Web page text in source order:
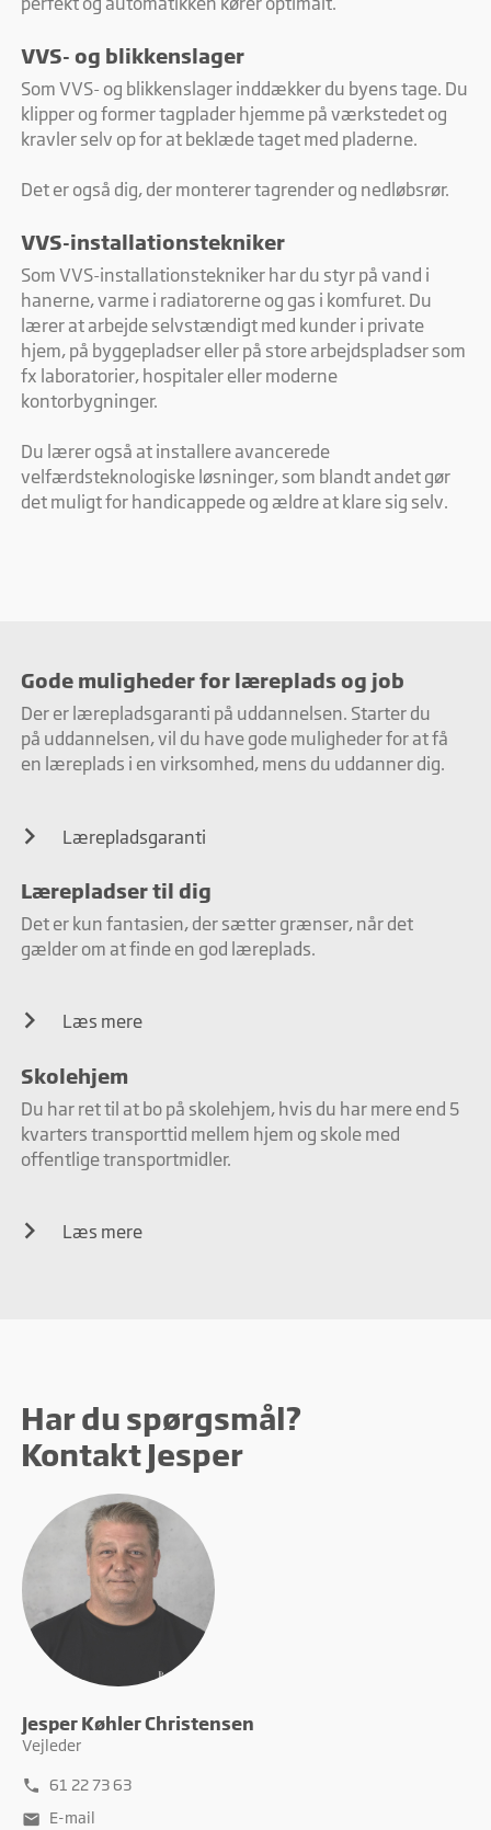
VVS- og blikkenslager
Som VVS- og blikkenslager inddækker du byens tage. Du
klipper og former tagplader hjemme på værkstedet og
kravler selv op for at beklæde taget med pladerne.
Det er også dig, der monterer tagrender og nedløbsrør.
VVS-installationstekniker
Som VVS-installationstekniker har du styr på vand i
hanerne, varme i radiatorerne og gas i komfuret. Du
lærer at arbejde selvstændigt med kunder i private
hjem, på byggepladser eller på store arbejdspladser som
fx laboratorier, hospitaler eller moderne
kontorbygninger.
Du lærer også at installere avancerede
velfærdsteknologiske løsninger, som blandt andet gør
det muligt for handicappede og ældre at klare sig selv.
Gode muligheder for læreplads og job
Der er lærepladsgaranti på uddannelsen. Starter du
på uddannelsen, vil du have gode muligheder for at få
en læreplads i en virksomhed, mens du uddanner dig.
Lærepladsgaranti
Lærepladser til dig
Det er kun fantasien, der sætter grænser, når det
gælder om at finde en god læreplads.
Læs mere
Skolehjem
Du har ret til at bo på skolehjem, hvis du har mere end 5
kvarters transporttid mellem hjem og skole med
offentlige transportmidler.
Læs mere
Har du spørgsmål?
Kontakt Jesper
Jesper Køhler Christensen
Vejleder
phone
61 22 73 63
mail E-mail